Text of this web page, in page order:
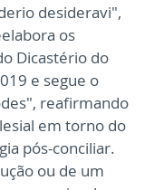
desideravi",
os
Dicastério do
e segue o
reafirmando
em torno do
pós-conciliar.
ou de um